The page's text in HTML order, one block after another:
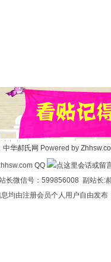
中华郝氏网 Powered by
QQ
长微信号：599856008 副站长:
均由注册会员个人用户自由发